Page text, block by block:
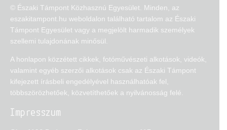
© Északi Támpont Közhasznú Egyesület. Minden, az
eszakitampont.hu weboldalon található tartalom az Északi
Támpont Egyesület vagy a megjelölt harmadik személyek
szellemi tulajdonának minősül.
A honlapon közzétett cikkek, fotóművészeti alkotások, videók,
valamint egyéb szerzői alkotások csak az Északi Támpont
kifejezett írásbeli engedélyével használhatóak fel,
többszörözhetőek, közvetíthetőek a nyilvánosság felé.
Impresszum